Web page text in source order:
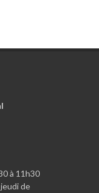
à 11h30
de